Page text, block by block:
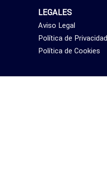
LEGALES
Aviso Legal
Política de Privacidad
Política de Cookies